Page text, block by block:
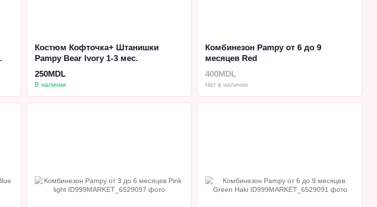
Костюм Кофточка+ Штанишки
Pampy Bear Ivory 1-3 мес.
250MDL
В наличии
Комбинезон Pampy от 6 до 9
месяцев Red
400MDL
Нет в наличии